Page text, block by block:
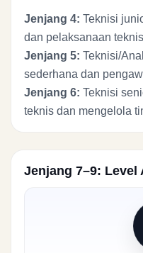
Jenjang 4: Teknisi
dan pelaksanaan teknis
Jenjang 5: Teknisi/
sederhana dan
Jenjang 6: Teknisi
teknis dan mengelola
Jenjang 7–9: Level